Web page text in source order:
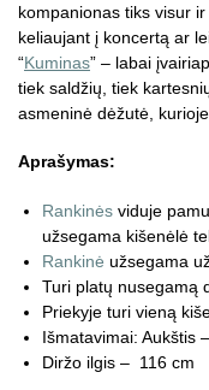
kompanionas tiks visur
keliaujant į koncertą ar
“Kuminas” – labai
tiek saldžių, tiek
asmeninė dėžutė,
Aprašymas:
Rankinės viduje
užsegama kišenėlė
Rankinė užsegama
Turi platų nusegamą
Priekyje turi vieną
Išmatavimai: Aukštis
Diržo ilgis – 116 cm